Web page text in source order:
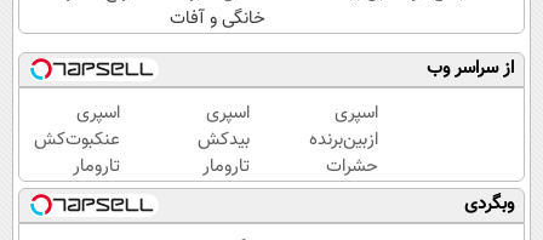
خانگی و آفات
از سراسر وب
اسپری
ازبین‌برنده
حشرات
رختخواب،
مناسب
اسپری
بیدکش
تارومار
با
اثرفوری
اسپری
عنکبوت‌‌کش
تارومار
ازبین‌برنده
انواع
وبگردی